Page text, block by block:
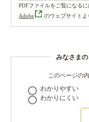
PDFファイルをご覧になるに
Adobe
のウェブサイトよ
みなさま
このページの
わかりやすい
わかりにくい